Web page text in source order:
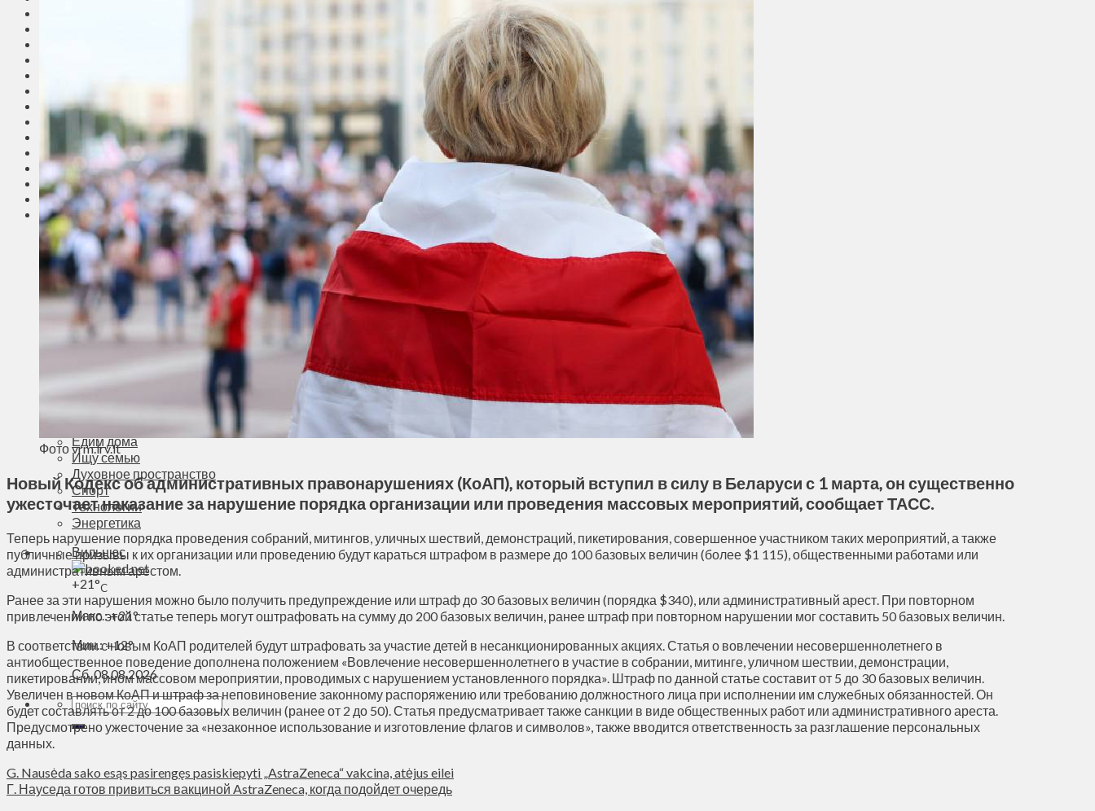
Соседи
Транспорт
Выбор читателей
Калейдоскоп
Армия
Сейм Литвы
Культура
Больше
Фоторепортаж
Туризм
ЛК рекомендует
Сеньорам
Образование
Здравоохранение
Экология
Приграничье
Деньги
Визиты
Выборы
Агроновости
Едим дома
Ищу семью
Духовное пространство
Спорт
Технологии
Энергетика
Вильнюс
+21°C
Макс.:+21°
Мин.:+12°
Сб, 08.08.2026
Фото vrm.lrv.lt
Новый Кодекс об административных правонарушениях (КоАП), который вступил в силу в Беларуси с 1 марта, он существенно
ужесточает наказание за нарушение порядка организации или проведения массовых мероприятий, сообщает ТАСС.
Теперь нарушение порядка проведения собраний, митингов, уличных шествий, демонстраций, пикетирования, совершенное участником таких мероприятий, а также
публичные призывы к их организации или проведению будут караться штрафом в размере до 100 базовых величин (более $1 115), общественными работами или
административным арестом.
Ранее за эти нарушения можно было получить предупреждение или штраф до 30 базовых величин (порядка $340), или административный арест. При повторном
привлечении по этой статье теперь могут оштрафовать на сумму до 200 базовых величин, ранее штраф при повторном нарушении мог составить 50 базовых величин.
В соответствии с новым КоАП родителей будут штрафовать за участие детей в несанкционированных акциях. Статья о вовлечении несовершеннолетнего в
антиобщественное поведение дополнена положением «Вовлечение несовершеннолетнего в участие в собрании, митинге, уличном шествии, демонстрации,
пикетировании, ином массовом мероприятии, проводимых с нарушением установленного порядка». Штраф по данной статье составит от 5 до 30 базовых величин.
Увеличен в новом КоАП и штраф за неповиновение законному распоряжению или требованию должностного лица при исполнении им служебных обязанностей. Он
будет составлять от 2 до 100 базовых величин (ранее от 2 до 50). Статья предусматривает также санкции в виде общественных работ или административного ареста.
Предусмотрено ужесточение за «незаконное использование и изготовление флагов и символов», также вводится ответственность за разглашение персональных
данных.
G. Nausėda sako esąs pasirengęs pasiskiepyti „AstraZeneca“ vakcina, atėjus eilei
Г. Науседа готов привиться вакциной AstraZeneca, когда подойдет очередь